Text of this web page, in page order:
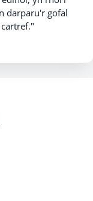
darparu'r gofal